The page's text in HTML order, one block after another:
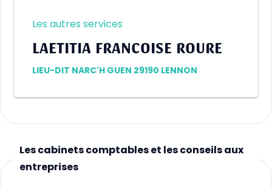
Les autres services
LAETITIA FRANCOISE ROURE
LIEU-DIT NARC'H GUEN 29190 LENNON
Les cabinets comptables et les conseils aux
entreprises